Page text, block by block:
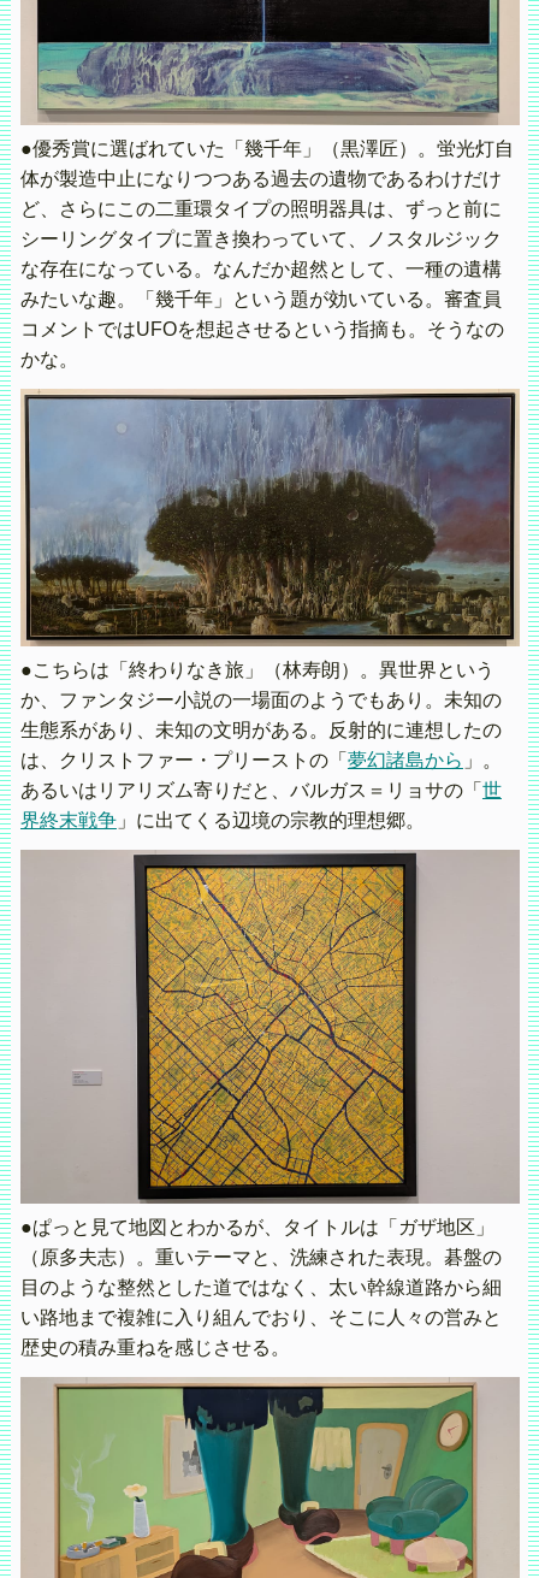
●優秀賞に選ばれていた「幾千年」（黒澤匠）。蛍光灯自
体が製造中止になりつつある過去の遺物であるわけだけ
ど、さらにこの二重環タイプの照明器具は、ずっと前に
シーリングタイプに置き換わっていて、ノスタルジック
な存在になっている。なんだか超然として、一種の遺構
みたいな趣。「幾千年」という題が効いている。審査員
コメントではUFOを想起させるという指摘も。そうなの
かな。
●こちらは「終わりなき旅」（林寿朗）。異世界という
か、ファンタジー小説の一場面のようでもあり。未知の
生態系があり、未知の文明がある。反射的に連想したの
は、クリストファー・プリーストの「 夢幻諸島から 」。
あるいはリアリズム寄りだと、バルガス＝リョサの「 世
界終末戦争」に出てくる辺境の宗教的理想郷。
●ぱっと見て地図とわかるが、タイトルは「ガザ地区」
（原多夫志）。重いテーマと、洗練された表現。碁盤の
目のような整然とした道ではなく、太い幹線道路から細
い路地まで複雑に入り組んでおり、そこに人々の営みと
歴史の積み重ねを感じさせる。